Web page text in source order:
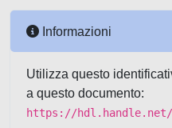
Informazioni
Utilizza questo
a questo documento:
https://hdl.handle.net/